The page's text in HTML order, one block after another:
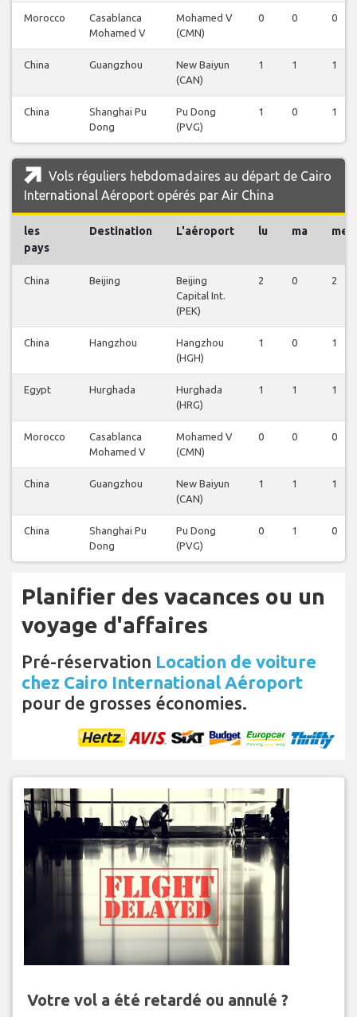
Morocco
Casablanca
Mohamed V
Mohamed V
(CMN)
0 0 0
China Guangzhou
New Baiyun
(CAN)
1 1 1
China
Shanghai Pu
Dong
Pu Dong
(PVG)
1 0 1
Vols réguliers hebdomadaires au départ de Cairo
International Aéroport opérés par Air China
les
pays
Destination L'aéroport lu ma me
China Beijing
Beijing
Capital Int.
(PEK)
2 0 2
China Hangzhou
Hangzhou
(HGH)
1 0 1
Egypt Hurghada
Hurghada
(HRG)
1 1 1
Morocco
Casablanca
Mohamed V
Mohamed V
(CMN)
0 0 0
China Guangzhou
New Baiyun
(CAN)
1 1 1
China
Shanghai Pu
Dong
Pu Dong
(PVG)
0 1 0
Planifier des vacances ou un
voyage d'affaires
Pré-réservation Location de voiture
chez Cairo International Aéroport
pour de grosses économies.
Votre vol a été retardé ou annulé ?